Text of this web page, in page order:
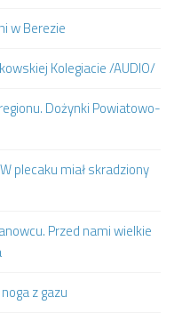
w Berezie
Kolegiacie /AUDIO/
Dożynki Powiatowo-
plecaku miał skradziony
Przed nami wielkie
z gazu